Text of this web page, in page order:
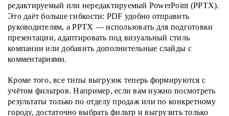
редактируемый или нередактируемый PowerPoint (PPTX).
Это даёт больше гибкости: PDF удобно отправить
руководителям, а PPTX — использовать для подготовки
презентации, адаптировать под визуальный стиль
компании или добавить дополнительные слайды с
комментариями.
Кроме того, все типы выгрузок теперь формируются с
учётом фильтров. Например, если вам нужно посмотреть
результаты только по отделу продаж или по конкретному
городу, достаточно выбрать фильтр и выгрузить только